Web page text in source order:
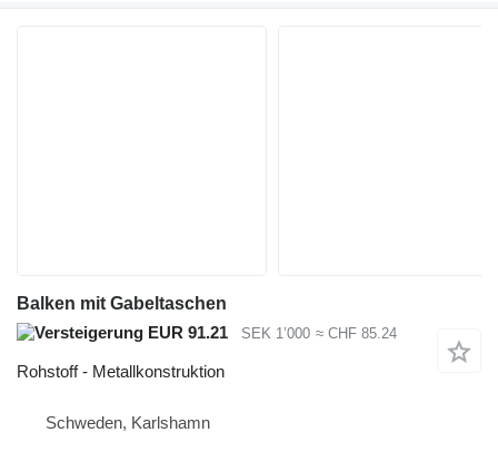
Balken mit Gabeltaschen
EUR 91.21
SEK 1’000 ≈ CHF 85.24
Rohstoff - Metallkonstruktion
Schweden, Karlshamn